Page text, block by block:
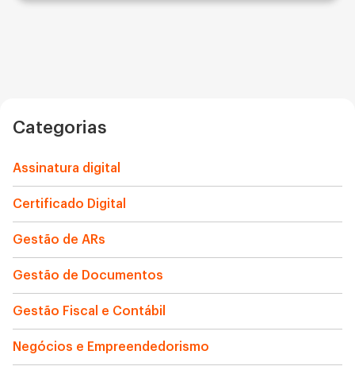
Categorias
Assinatura digital
Certificado Digital
Gestão de ARs
Gestão de Documentos
Gestão Fiscal e Contábil
Negócios e Empreendedorismo